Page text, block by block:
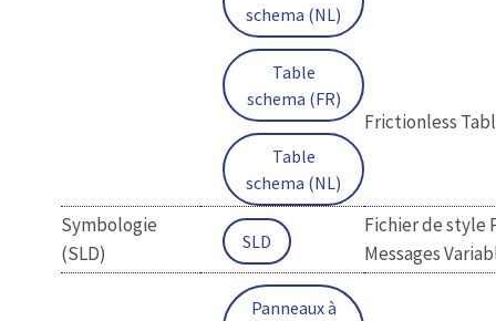
schema (NL)
Table
schema (FR)
Table
schema (NL)
Frictionless
Symbologie
(SLD)
SLD
Fichier de style
Messages
Panneaux à